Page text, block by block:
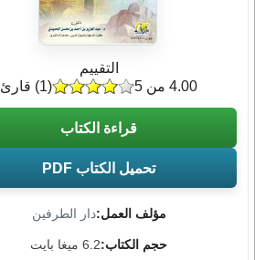
مؤلف العمل:دار الطرفين
حجم الكتاب:6.2 ميغا بايت
التقييم
(
1) قارئ 4.00 من 5
قراءة الكتاب
تحميل الكتاب PDF